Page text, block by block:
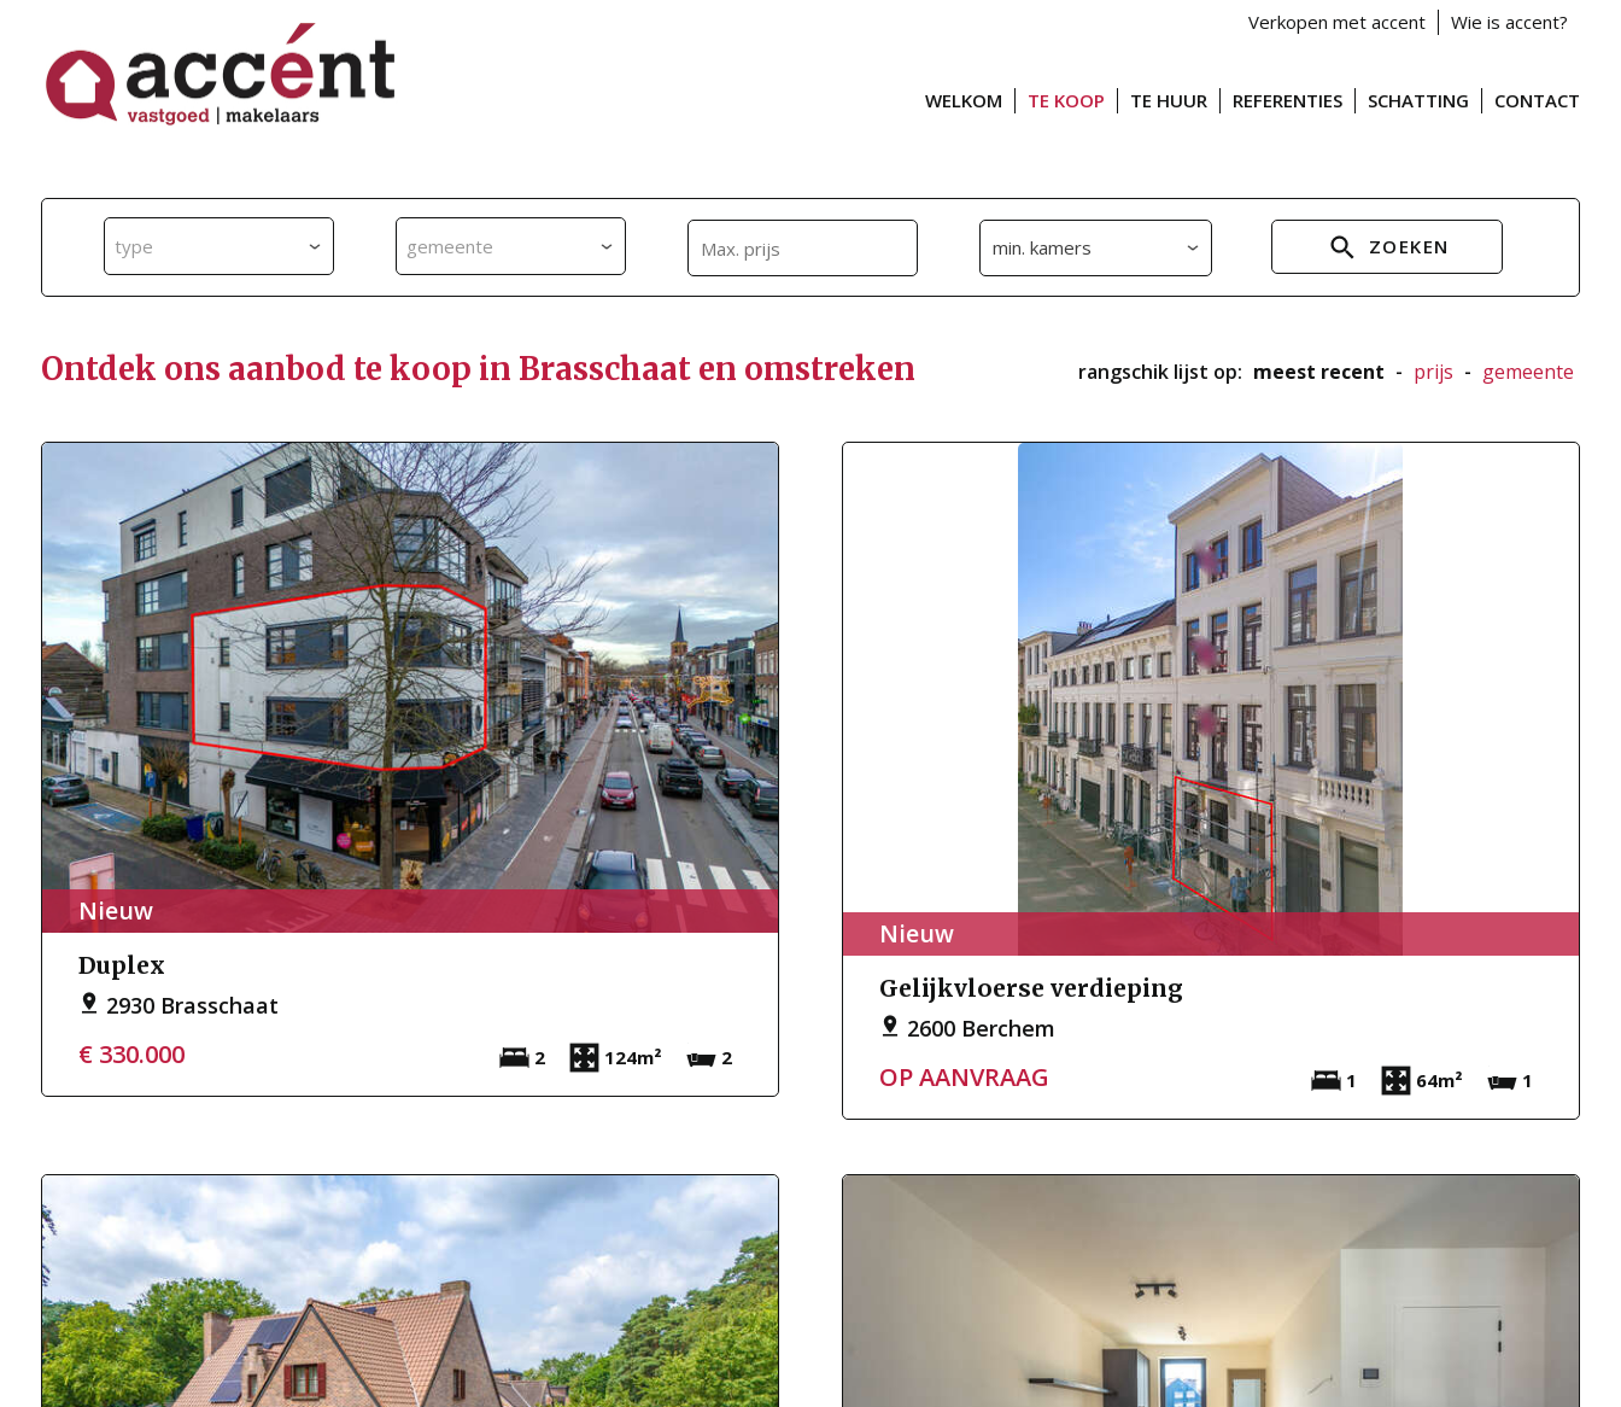
Verkopen met accent Wie is accent?
WELKOM TE KOOP TE HUUR REFERENTIES SCHATTING CONTACT
type gemeente ZOEKEN
Ontdek ons aanbod te koop in Brasschaat en omstreken rangschik lijst op: meest recent - prijs - gemeente
Nieuw
Duplex
2930 Brasschaat
€ 330.000 2 124m² 2
Nieuw
Gelijkvloerse verdieping
2600 Berchem
OP AANVRAAG 1 64m² 1